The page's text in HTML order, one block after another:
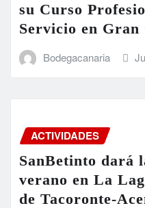
su Curso
Servicio en Gran
Bodegacanaria
ACTIVIDADES
SanBetinto dará
verano en La
de Tacoronte-